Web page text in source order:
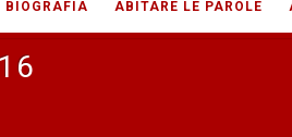
BIOGRAFIA ABITARE LE PAROLE